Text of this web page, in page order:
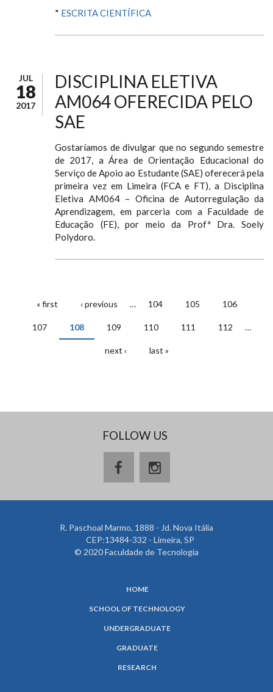
* ESCRITA CIENTÍFICA
JUL
18
2017
DISCIPLINA ELETIVA
AM064 OFERECIDA PELO
SAE
Gostaríamos de divulgar que no segundo semestre
de 2017, a Área de Orientação Educacional do
Serviço de Apoio ao Estudante (SAE) oferecerá pela
primeira vez em Limeira (FCA e FT), a Disciplina
Eletiva AM064 – Oficina de Autorregulação da
Aprendizagem, em parceria com a Faculdade de
Educação (FE), por meio da Profª Dra. Soely
Polydoro.
« first ‹ previous … 104 105 106
107 108 109 110 111 112 …
next › last »
FOLLOW US
R. Paschoal Marmo, 1888 - Jd. Nova Itália
CEP:13484-332 - Limeira, SP
© 2020 Faculdade de Tecnologia
HOME
SCHOOL OF TECHNOLOGY
UNDERGRADUATE
GRADUATE
RESEARCH